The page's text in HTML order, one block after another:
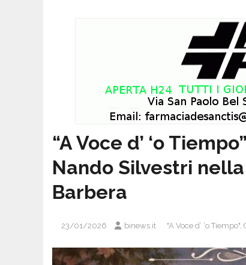
“A Voce d’ ‘o
Nando Silvestri
Barbera
23/01/2026 binews.it "A Voce d’ ‘o Tiempo",